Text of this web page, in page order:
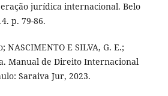
jurídica internacional. Belo
p. 79-86.
NASCIMENTO E SILVA, G. E.;
Manual de Direito Internacional
Saraiva Jur, 2023.